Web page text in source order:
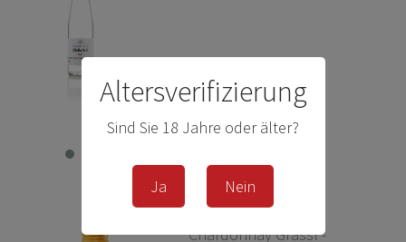
Altersverifizierung
Sind Sie 18 Jahre oder älter?
Ja Nein
Chardonnay Grassl -